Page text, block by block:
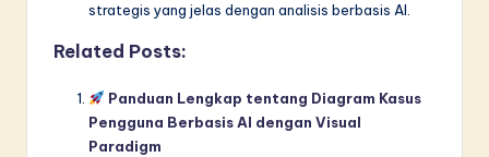
strategis yang jelas dengan analisis berbasis AI.
Related Posts:
Panduan Lengkap tentang Diagram Kasus
Pengguna Berbasis AI dengan Visual
Paradigm